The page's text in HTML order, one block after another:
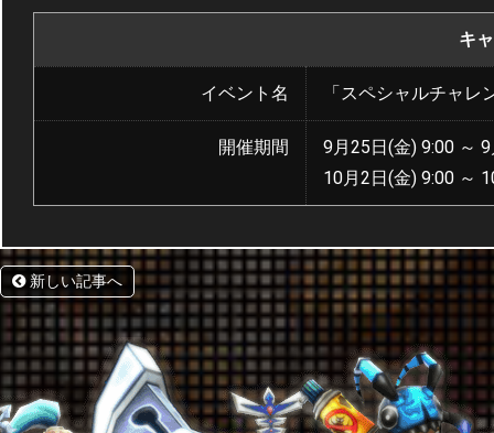
キ
イベント名 「スペシャルチャレ
開催期間
9月25日(金) 9:00 ～
10月2日(金) 9:00 ～
新しい記事へ